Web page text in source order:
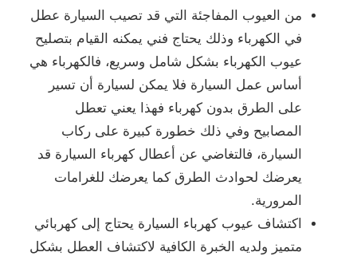
من العيوب المفاجئة التي قد تصيب السيارة عطل
في الكهرباء وذلك يحتاج فني يمكنه القيام بتصليح
عيوب الكهرباء بشكل شامل وسريع، فالكهرباء هي
أساس عمل السيارة فلا يمكن لسيارة أن تسير
على الطرق بدون كهرباء فهذا يعني تعطل
المصابيح وفي ذلك خطورة كبيرة على ركاب
السيارة، فالتغاضي عن أعطال كهرباء السيارة قد
يعرضك لحوادث الطرق كما يعرضك للغرامات
المرورية.
اكتشاف عيوب كهرباء السيارة يحتاج إلى كهربائي
متميز ولديه الخبرة الكافية لاكتشاف العطل بشكل